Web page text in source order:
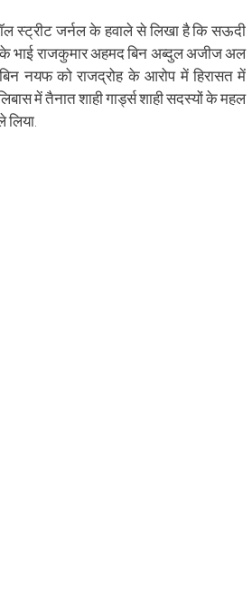
स्ट्रीट जर्नल के हवाले से लिखा है कि सऊदी
भाई राजकुमार अहमद बिन अब्दुल अजीज अल
नयफ को राजद्रोह के आरोप में हिरासत में
में तैनात शाही गार्ड्स शाही सदस्यों के महल